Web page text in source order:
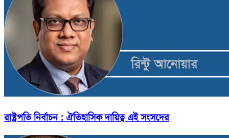
রাষ্ট্রপতি নির্বাচন : ঐতিহাসিক দায়িত্ব এই সংসদের